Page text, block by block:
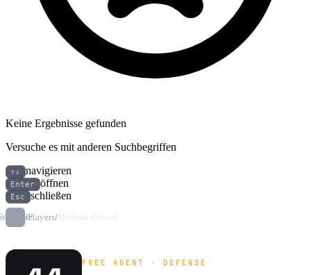
Keine Ergebnisse gefunden
Versuche es mit anderen Suchbegriffen
↑↓ navigieren
Enter öffnen
Esc schließen
/Players/Michael Dowell
FREE AGENT · DEFENSE